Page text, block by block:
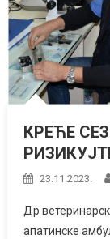
КРЕЋЕ
23.11.2023.
Др
апатинске